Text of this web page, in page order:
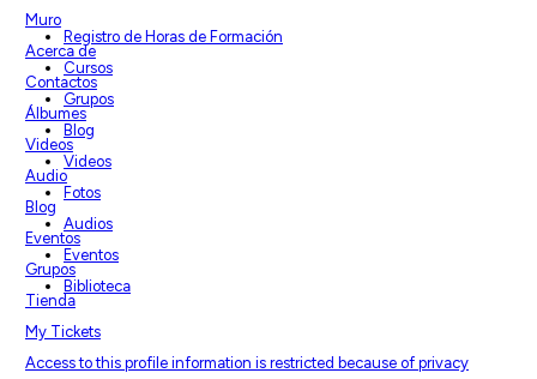
Registro de Horas de Formación
Cursos
Grupos
Blog
Videos
Fotos
Audios
Eventos
Biblioteca
Muro
Acerca de
Contactos
Álbumes
Videos
Audio
Blog
Eventos
Grupos
Tienda
My Tickets
Access to this profile information is restricted because of privacy